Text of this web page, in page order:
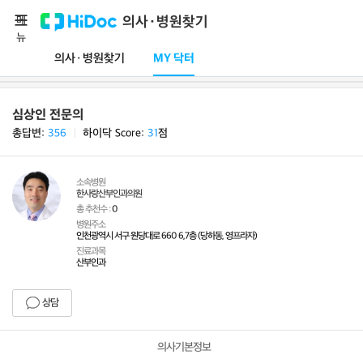
의사·병원찾기
의사·병원찾기 MY 닥터
메
뉴
심상인 전문의
총답변: 356 하이닥 Score: 31점
소속병원
한사랑산부인과의원
총 추천수 :0
병원주소
인천광역시 서구 원당대로 660 6,7층 (당하동, 영프라자)
진료과목
산부인과
상담
의사기본정보